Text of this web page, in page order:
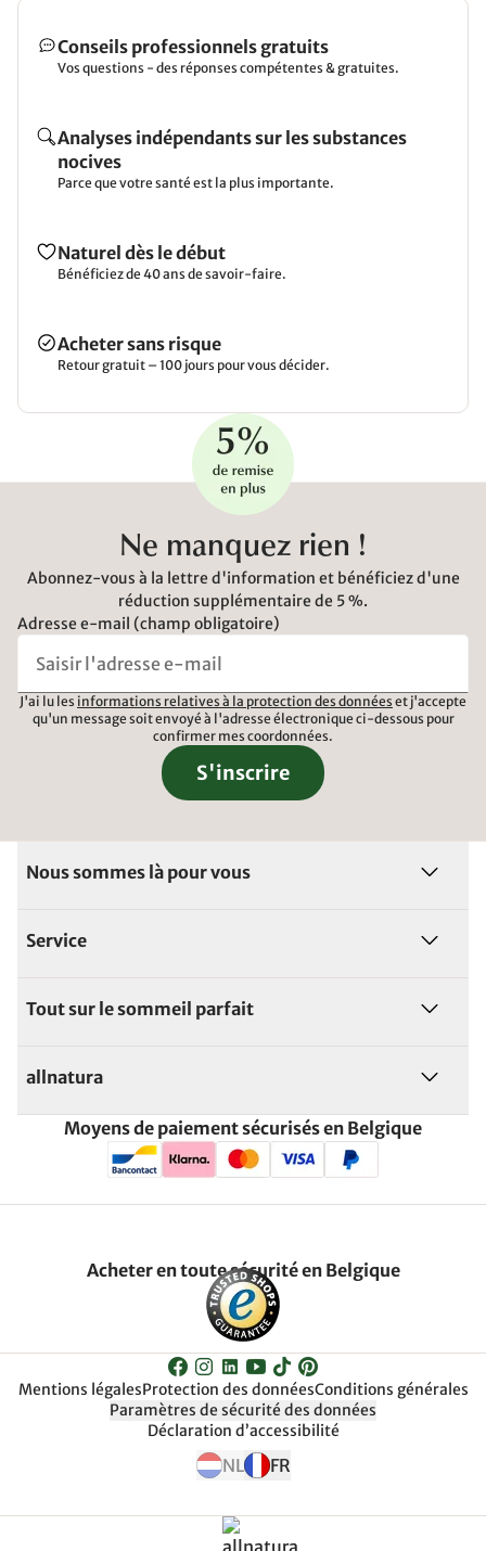
Conseils professionnels gratuits
Vos questions - des réponses compétentes & gratuites.
Analyses indépendants sur les substances
nocives
Parce que votre santé est la plus importante.
Naturel dès le début
Bénéficiez de 40 ans de savoir-faire.
Acheter sans risque
Retour gratuit – 100 jours pour vous décider.
Ne manquez rien !
Abonnez-vous à la lettre d'information et bénéficiez d'une
réduction supplémentaire de 5 %.
Adresse e-mail (champ obligatoire)
J'ai lu les informations relatives à la protection des données et j'accepte
qu'un message soit envoyé à l'adresse électronique ci-dessous pour
confirmer mes coordonnées.
S'inscrire
Nous sommes là pour vous
Service
Tout sur le sommeil parfait
allnatura
Moyens de paiement sécurisés en Belgique
Acheter en toute sécurité en Belgique
Mentions légalesProtection des donnéesConditions générales
Paramètres de sécurité des données
Déclaration d’accessibilité
NL FR